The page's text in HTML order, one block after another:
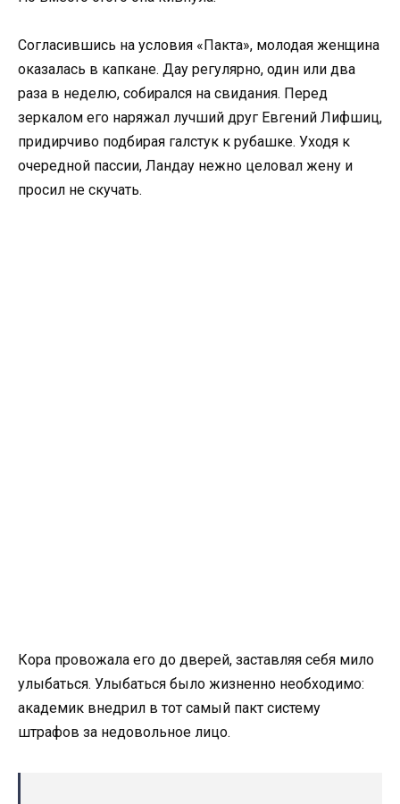
Согласившись на условия «Пакта», молодая женщина
оказалась в капкане. Дау регулярно, один или два
раза в неделю, собирался на свидания. Перед
зеркалом его наряжал лучший друг Евгений Лифшиц,
придирчиво подбирая галстук к рубашке. Уходя к
очередной пассии, Ландау нежно целовал жену и
просил не скучать.
Кора провожала его до дверей, заставляя себя мило
улыбаться. Улыбаться было жизненно необходимо:
академик внедрил в тот самый пакт систему
штрафов за недовольное лицо.